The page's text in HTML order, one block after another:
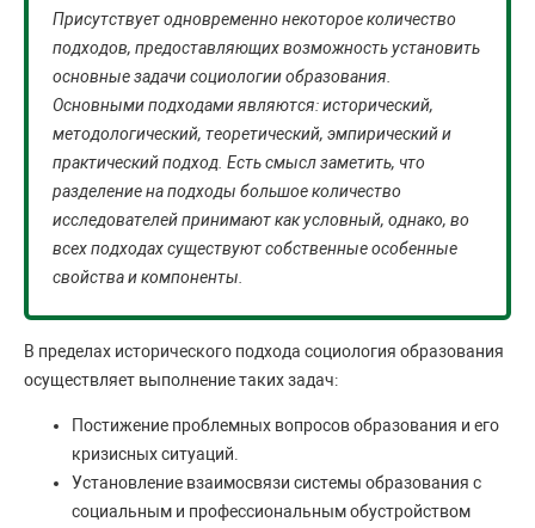
Присутствует одновременно некоторое количество
подходов, предоставляющих возможность установить
основные задачи социологии образования.
Основными подходами являются: исторический,
методологический, теоретический, эмпирический и
практический подход. Есть смысл заметить, что
разделение на подходы большое количество
исследователей принимают как условный, однако, во
всех подходах существуют собственные особенные
свойства и компоненты.
В пределах исторического подхода социология образования
осуществляет выполнение таких задач:
Постижение проблемных вопросов образования и его
кризисных ситуаций.
Установление взаимосвязи системы образования с
социальным и профессиональным обустройством